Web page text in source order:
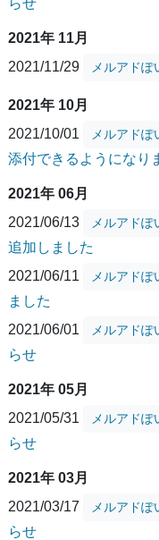
らせ
2021年 11月
2021/11/29
メルアドぽ
2021年 10月
2021/10/01
メルアドぽ
添付できるようになり
2021年 06月
2021/06/13
メルアドぽ
追加しました
2021/06/11
メルアドぽ
ました
2021/06/01
メルアドぽ
らせ
2021年 05月
2021/05/31
メルアドぽ
らせ
2021年 03月
2021/03/17
メルアドぽ
らせ